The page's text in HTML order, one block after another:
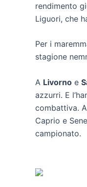
rendimento
Liguori, che
Per i
stagione
A Livorno e
azzurri. E
combattiva.
Caprio e
campionato.